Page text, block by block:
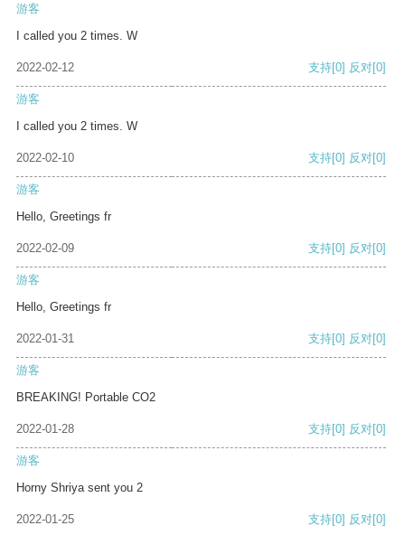
游客
I called you 2 times. W
2022-02-12 支持[0] 反对[0]
游客
I called you 2 times. W
2022-02-10 支持[0] 反对[0]
游客
Hello, Greetings fr
2022-02-09 支持[0] 反对[0]
游客
Hello, Greetings fr
2022-01-31 支持[0] 反对[0]
游客
BREAKING! Portable CO2
2022-01-28 支持[0] 反对[0]
游客
Horny Shriya sent you 2
2022-01-25 支持[0] 反对[0]